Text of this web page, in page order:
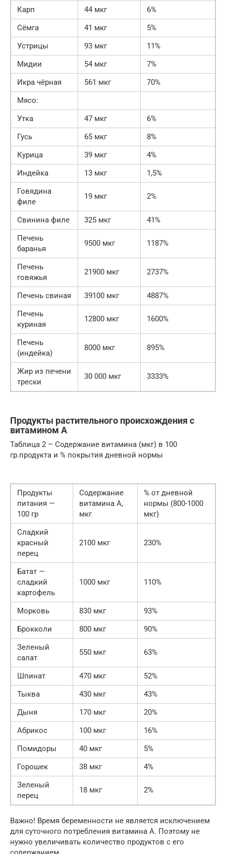
Карп
44 мкг
6%
Сёмга
41 мкг
5%
Устрицы
93 мкг
11%
Мидии
54 мкг
7%
Икра чёрная
561 мкг
70%
Мясо:
Утка
47 мкг
6%
Гусь
65 мкг
8%
Курица
39 мкг
4%
Индейка
13 мкг
1,5%
Говядина
филе
19 мкг 2%
Свинина филе 325 мкг
41%
Печень
баранья
9500 мкг 1187%
Печень
говяжья
21900 мкг 2737%
Печень свиная 39100 мкг
4887%
Печень
куриная
12800 мкг 1600%
Печень
(индейка)
8000 мкг 895%
Жир из печени
трески
30 000 мкг 3333%
Продукты растительного происхождения с
витамином А
Таблица 2 – Содержание витамина (мкг) в 100
гр.продукта и % покрытия дневной нормы
Продукты
питания —
100 гр
Содержание
витамина А,
мкг
% от дневной
нормы (800-1000
мкг)
Сладкий
красный
перец
2100 мкг 230%
Батат —
сладкий
картофель
1000 мкг 110%
Морковь 830 мкг
93%
Брокколи
800 мкг
90%
Зеленый
салат
550 мкг 63%
Шпинат 470 мкг
52%
Тыква
430 мкг
43%
Дыня
170 мкг
20%
Абрикос
100 мкг
16%
Помидоры
40 мкг
5%
Горошек
38 мкг
4%
Зеленый
перец
18 мкг 2%
Важно! Время беременности не является исключением
для суточного потребления витамина А. Поэтому не
нужно увеличивать количество продуктов с его